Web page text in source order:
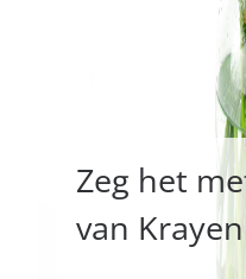
Zeg het
van